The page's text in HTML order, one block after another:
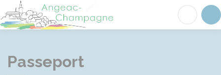
Angeac-Champagne
Passeport